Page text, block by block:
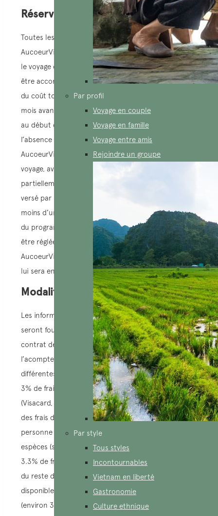
Par profil
Voyage en couple
Voyage en famille
Voyage entre amis
Rejoindre un groupe
Par style
Tous styles
Incontournables
Vietnam en liberté
Gastronomie
Culture ethnique
Réservations et confirmation:
Toutes les réservations doivent être soumises à
AucoeurVietnam par courrier électronique. Une fois
le voyage confirmé, l’inscription doit impérativement
être accompagnée d’un acompte représentant 30%
du coût total du voyage. Le solde doit être réglé un
mois avant la date d’arrivée prévue, ou au plus tard
au début du voyage, sans rappel de notre part. En
l’absence de paiement dans les délais mentionnés,
AucoeurVietnam se réserve le droit d’annuler le
voyage, avec la possibilité de rembourser
partiellement ou de retenir l’intégralité de l’acompte
versé par le client. En cas d’inscription effectuée
moins d’un mois avant la date d’arrivée ou le début
du programme, l’intégralité du prix du voyage doit
être réglée. Une fois le service confirmé,
AucoeurVietnam émettra une facture au client, qui
lui sera envoyée par courrier électronique.
Modalité de paiement:
Les informations bancaires de AucoeurVietnam
seront fournies au client lors de la conclusion du
contrat de prestation de services. Le règlement de
l’acompte de 30% du voyage peut s’effectuer de
différentes manières : par virement bancaire (avec
3% de frais à la charge du client), par carte bancaire
(Visacard, Mastercard, American Express, JCB, avec
des frais de 3.3% à la charge du client), ou en
personne au bureau de AucoeurVietnam, soit en
espèces (sans frais), soit par carte bancaire (avec
3.3% de frais à la charge du client). Pour le paiement
du reste du voyage, les mêmes options sont
disponibles. Pour éviter les frais supplémentaires
(environ 3.3%), il est possible de régler en espèces à